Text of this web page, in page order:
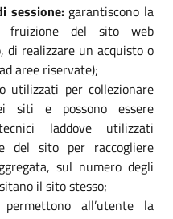
sessione:garantiscono la
fruizione del sito web
di realizzare un acquisto o
aree riservate);
utilizzati per collezionare
siti e possono essere
laddove utilizzati
del sito per raccogliere
sul numero degli
il sito stesso;
permettono all’utente la